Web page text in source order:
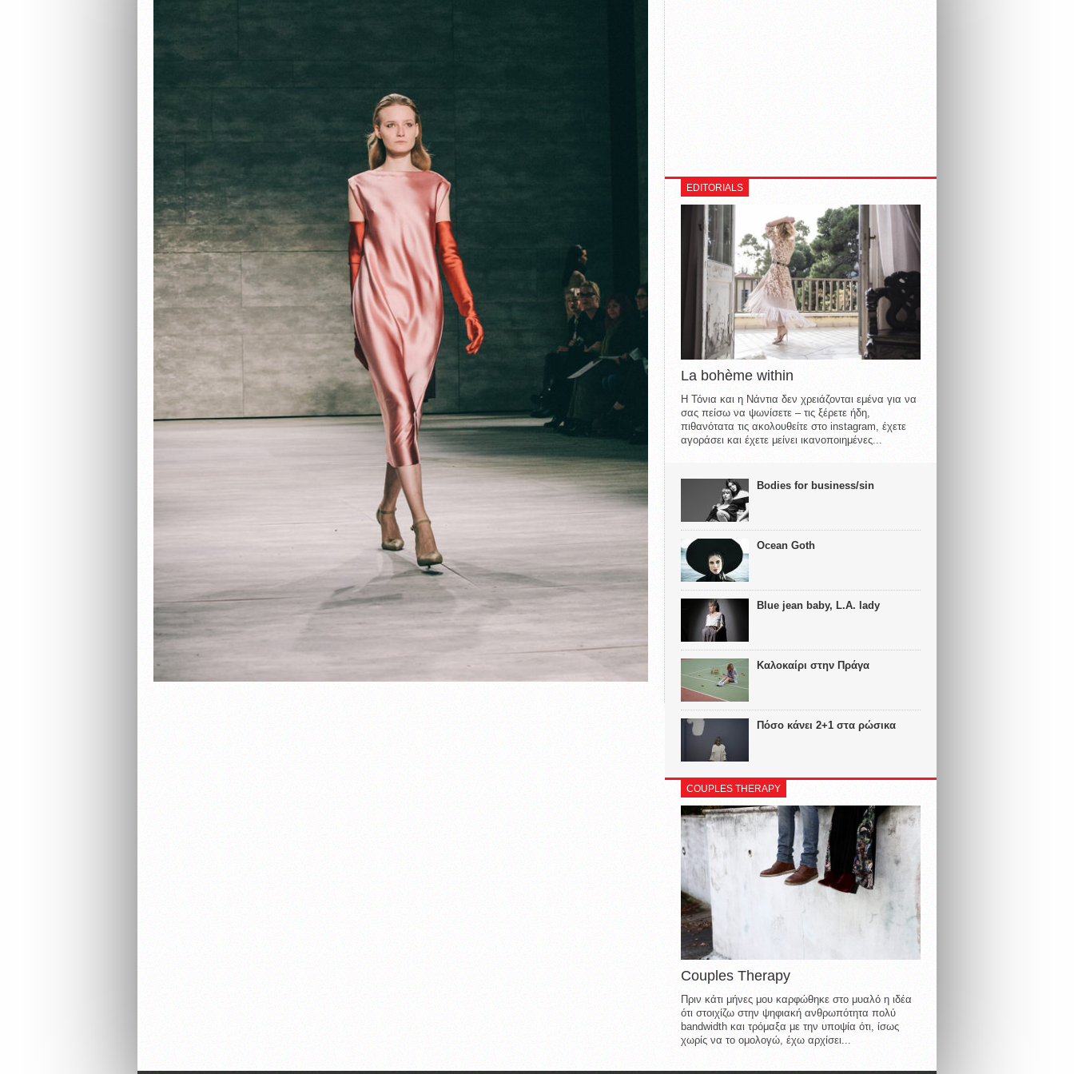
EDITORIALS
La bohème within
Η Τόνια και η Νάντια δεν χρειάζονται εμένα για να
σας πείσω να ψωνίσετε – τις ξέρετε ήδη,
πιθανότατα τις ακολουθείτε στο instagram, έχετε
αγοράσει και έχετε μείνει ικανοποιημένες...
Bodies for business/sin
Ocean Goth
Blue jean baby, L.A. lady
Καλοκαίρι στην Πράγα
Πόσο κάνει 2+1 στα ρώσικα
COUPLES THERAPY
Couples Therapy
Πριν κάτι μήνες μου καρφώθηκε στο μυαλό η ιδέα
ότι στοιχίζω στην ψηφιακή ανθρωπότητα πολύ
bandwidth και τρόμαξα με την υποψία ότι, ίσως
χωρίς να το ομολογώ, έχω αρχίσει...